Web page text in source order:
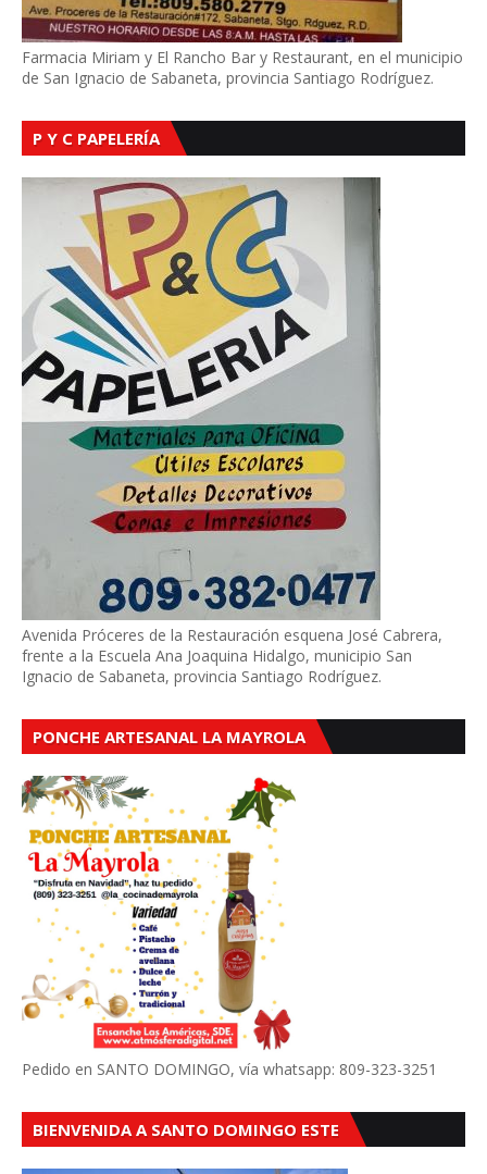
Farmacia Miriam y El Rancho Bar y Restaurant, en el municipio
de San Ignacio de Sabaneta, provincia Santiago Rodríguez.
P Y C PAPELERÍA
Avenida Próceres de la Restauración esquena José Cabrera,
frente a la Escuela Ana Joaquina Hidalgo, municipio San
Ignacio de Sabaneta, provincia Santiago Rodríguez.
PONCHE ARTESANAL LA MAYROLA
Pedido en SANTO DOMINGO, vía whatsapp: 809-323-3251
BIENVENIDA A SANTO DOMINGO ESTE